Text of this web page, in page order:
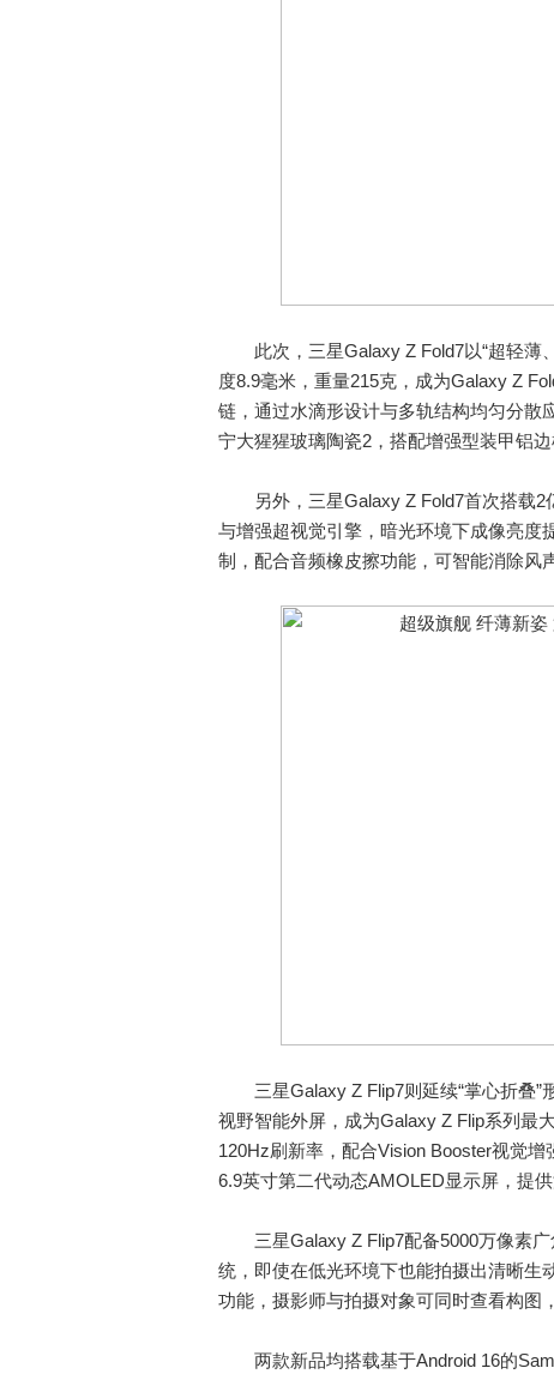
此次，三星Galaxy Z Fold7以“超轻薄
度8.9毫米，重量215克，成为Galaxy Z
链，通过水滴形设计与多轨结构均匀分散
宁大猩猩玻璃陶瓷2，搭配增强型装甲铝
另外，三星Galaxy Z Fold7首次搭载2
与增强超视觉引擎，暗光环境下成像亮度
制，配合音频橡皮擦功能，可智能消除风
三星Galaxy Z Flip7则延续“掌心折叠”
视野智能外屏，成为Galaxy Z Flip系列最
120Hz刷新率，配合Vision Booster视觉
6.9英寸第二代动态AMOLED显示屏，提供
三星Galaxy Z Flip7配备5000万像素广
统，即使在低光环境下也能拍摄出清晰生
功能，摄影师与拍摄对象可同时查看构图
两款新品均搭载基于Android 16的